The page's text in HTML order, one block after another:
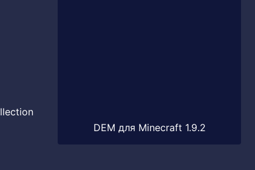
DEM для Minecraft 1.9.2